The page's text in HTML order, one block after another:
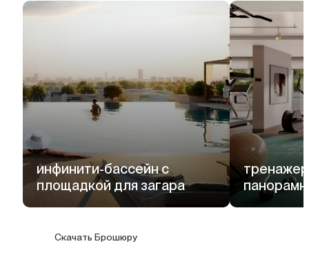
инфинити-бассейн с
площадкой для загара
Скачать Брошюру